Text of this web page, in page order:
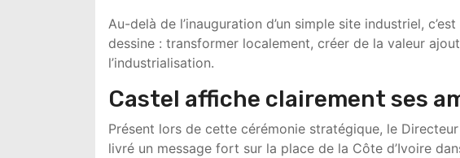
Au-delà de l’inauguration d’un simple site industriel,
dessine : transformer localement, créer de la valeur
l’industrialisation.
Castel affiche clairement ses
Présent lors de cette cérémonie stratégique, le
livré un message fort sur la place de la Côte d’Ivoire